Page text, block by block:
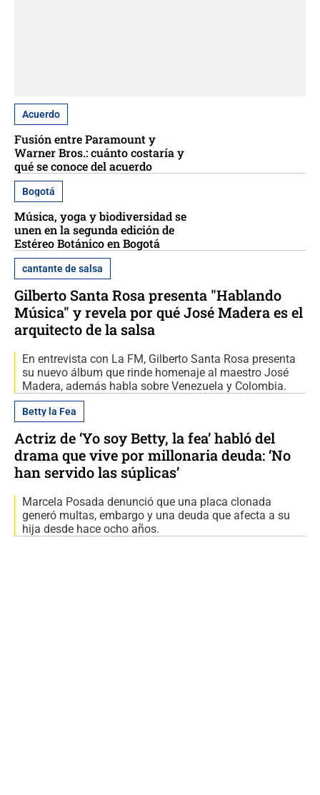
Acuerdo
Fusión entre Paramount y
Warner Bros.: cuánto costaría y
qué se conoce del acuerdo
Bogotá
Música, yoga y biodiversidad se
unen en la segunda edición de
Estéreo Botánico en Bogotá
cantante de salsa
Gilberto Santa Rosa presenta "Hablando
Música" y revela por qué José Madera es el
arquitecto de la salsa
En entrevista con La FM, Gilberto Santa Rosa presenta
su nuevo álbum que rinde homenaje al maestro José
Madera, además habla sobre Venezuela y Colombia.
Betty la Fea
Actriz de ‘Yo soy Betty, la fea’ habló del
drama que vive por millonaria deuda: ‘No
han servido las súplicas’
Marcela Posada denunció que una placa clonada
generó multas, embargo y una deuda que afecta a su
hija desde hace ocho años.